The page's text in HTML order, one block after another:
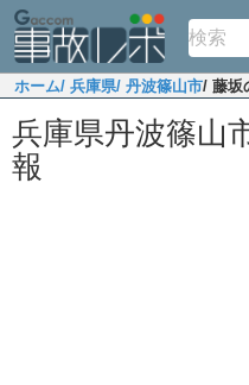
ホーム/ 兵庫県/ 丹波篠山市/ 藤坂
兵庫県丹波篠山
報